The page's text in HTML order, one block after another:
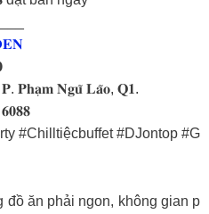
𝐏𝐡𝐚̣𝐦 𝐍𝐠𝐮̃ 𝐋𝐚̃𝐨, 𝐐𝟏.
#Chilltiệcbuffet #DJontop #G
đồ ăn phải ngon, không gian p